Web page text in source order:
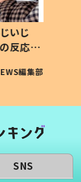
いじ
反応に
仕方な
編集部
SNS